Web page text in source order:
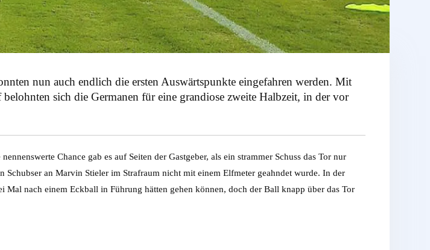
nun auch endlich die ersten Auswärtspunkte eingefahren werden. Mit
sich die Germanen für eine grandiose zweite Halbzeit, in der vor
Chance gab es auf Seiten der Gastgeber, als ein strammer Schuss das Tor nur
an Marvin Stieler im Strafraum nicht mit einem Elfmeter geahndet wurde. In der
nach einem Eckball in Führung hätten gehen können, doch der Ball knapp über das Tor